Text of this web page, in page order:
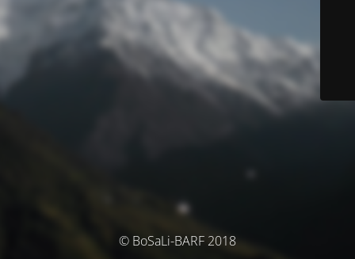
© BoSaLi-BARF 2018